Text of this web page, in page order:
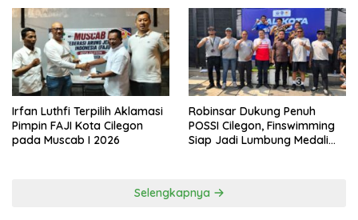
Irfan Luthfi Terpilih Aklamasi
Pimpin FAJI Kota Cilegon
pada Muscab I 2026
Robinsar Dukung Penuh
POSSI Cilegon, Finswimming
Siap Jadi Lumbung Medali
Selengkapnya